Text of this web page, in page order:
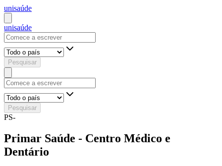
unisaúde
unisaúde
Pesquisar
Pesquisar
PS-
Primar Saúde - Centro Médico e
Dentário